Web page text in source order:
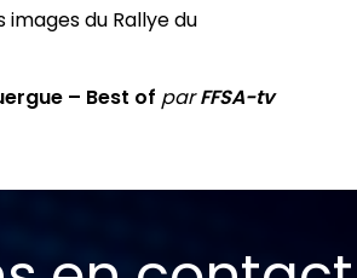
images du Rallye du
– Best of parFFSA-tv